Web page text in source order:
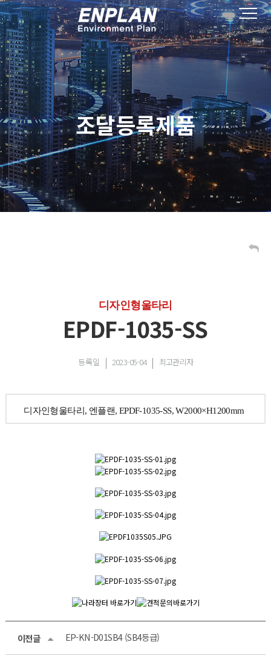
조달등록제품
디자인형울타리
EPDF-1035-SS
등록일 2023-05-04 최고관리자
디자인형울타리, 엔플랜, EPDF-1035-SS, W2000×H1200mm
이전글 EP-KN-D01SB4 (SB4등급)